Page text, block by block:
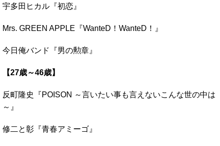
宇多田ヒカル『初恋』
Mrs. GREEN APPLE『WanteD！WanteD！』
今日俺バンド『男の勲章』
【27歳～46歳】
反町隆史『POISON ～言いたい事も言えないこんな世の中は
～』
修二と彰『青春アミーゴ』